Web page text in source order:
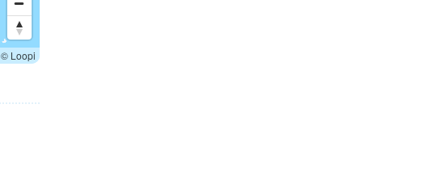
© Loopi